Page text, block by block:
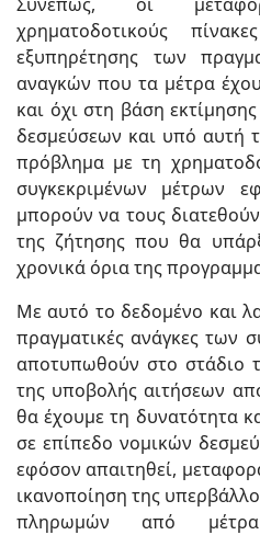
χρηματοδοτικούς
εξυπηρέτησης των
αναγκών που τα μέτρα
και όχι στη βάση
δεσμεύσεων και υπό αυτή
πρόβλημα με τη
συγκεκριμένων μέτρων
μπορούν να τους
της ζήτησης που θα
χρονικά όρια της
Με αυτό το δεδομένο και
πραγματικές ανάγκες των
αποτυπωθούν στο στάδιο
της υποβολής αιτήσεων
θα έχουμε τη δυνατότητα
σε επίπεδο νομικών
εφόσον απαιτηθεί,
ικανοποίηση της
πληρωμών από